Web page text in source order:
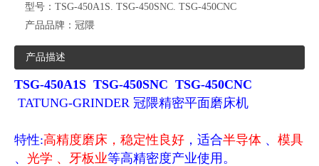
型号： TSG-450A1S. TSG-450SNC. TSG-450CNC
产品品牌： 冠隈
产品描述
TSG-450A1S TSG-450SNC TSG-450CNC
TATUNG-GRINDER 冠隈精密平面磨床机
特性:高精度磨床，稳定性良好 ，适合半导体 、 模具
、 光学 、牙板业等高精密度产业使用。